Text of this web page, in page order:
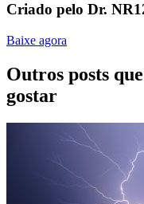
Criado pelo Dr.
Baixe agora
Outros posts
gostar